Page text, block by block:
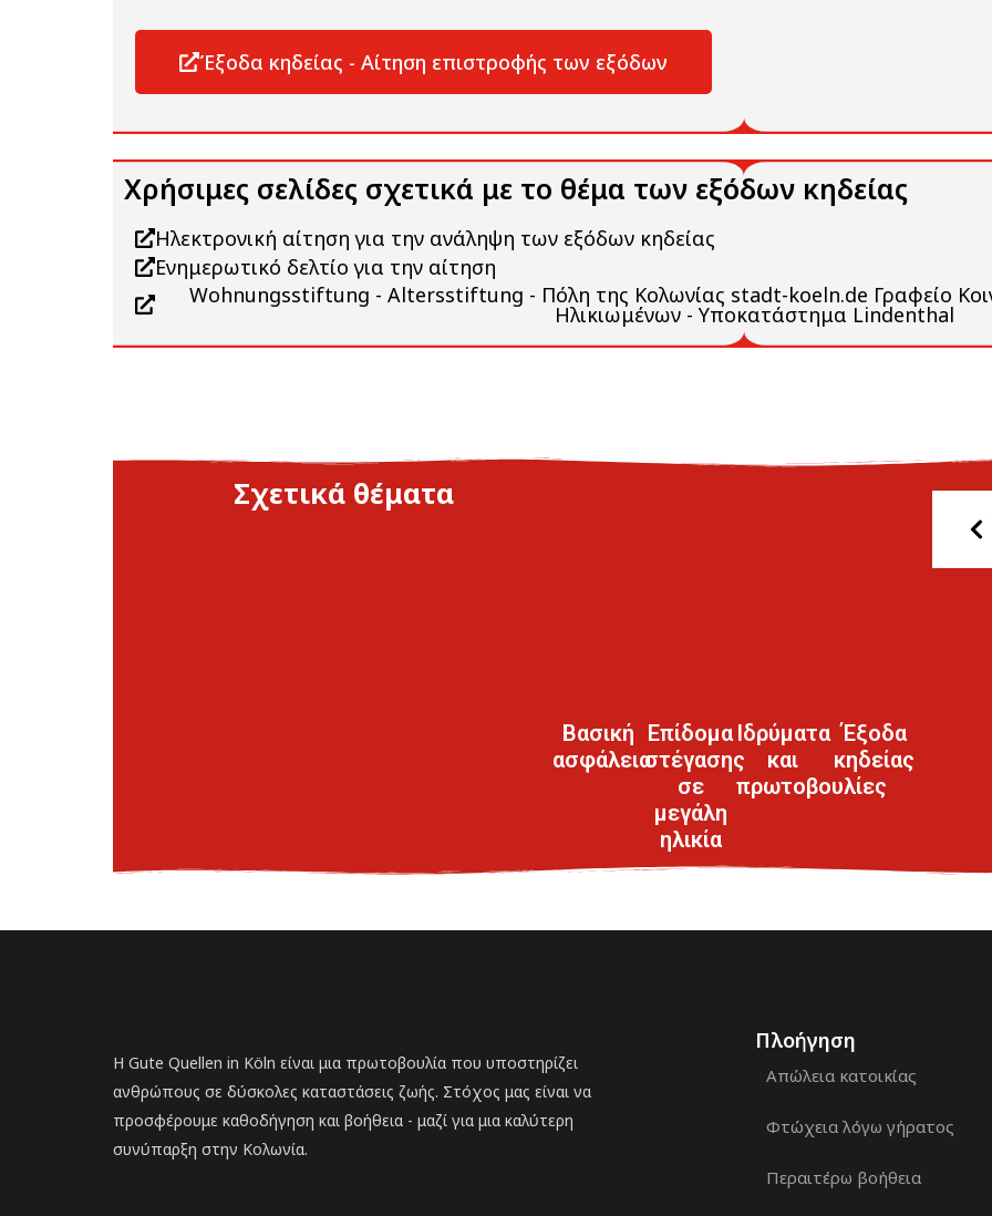
Έξοδα κηδείας - Αίτηση επιστροφής των εξόδων
Χρήσιμες σελίδες σχετικά με το θέμα των εξόδων κηδείας
Ηλεκτρονική αίτηση για την ανάληψη των εξόδων κηδείας
Ενημερωτικό δελτίο για την αίτηση
Wohnungsstiftung - Altersstiftung - Πόλη της Κολωνίας stadt-koeln.de Γραφείο
Ηλικιωμένων - Υποκατάστημα Lindenthal
Σχετικά θέματα
Βασική
ασφάλεια
Επίδομα
στέγασης
σε
μεγάλη
ηλικία
Ιδρύματα
και
πρωτοβουλίες
Έξοδα
κηδείας
Η Gute Quellen in Köln είναι μια πρωτοβουλία που υποστηρίζει
ανθρώπους σε δύσκολες καταστάσεις ζωής. Στόχος μας είναι να
προσφέρουμε καθοδήγηση και βοήθεια - μαζί για μια καλύτερη
συνύπαρξη στην Κολωνία.
Πλοήγηση
Απώλεια κατοικίας
Φτώχεια λόγω γήρατος
Περαιτέρω βοήθεια